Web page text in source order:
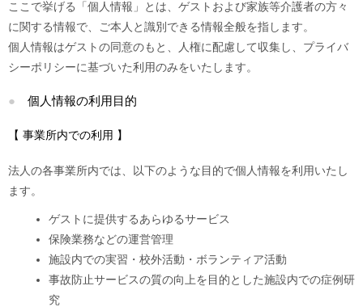
ここで挙げる「個人情報」とは、ゲストおよび家族等介護者の方々
に関する情報で、ご本人と識別できる情報全般を指します。
個人情報はゲストの同意のもと、人権に配慮して収集し、プライバ
シーポリシーに基づいた利用のみをいたします。
個人情報の利用目的
【 事業所内での利用 】
法人の各事業所内では、以下のような目的で個人情報を利用いたし
ます。
ゲストに提供するあらゆるサービス
保険業務などの運営管理
施設内での実習・校外活動・ボランティア活動
事故防止サービスの質の向上を目的とした施設内での症例研
究